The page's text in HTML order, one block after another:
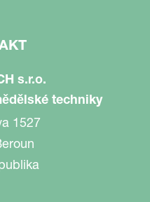
s.r.o.
techniky
1527